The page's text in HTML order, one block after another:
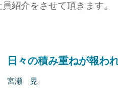
紹介をさせて頂きます。
日々の積み重ねが報わ
​宮瀬 晃